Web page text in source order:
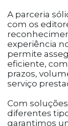
A parceria
com os
experiência
permite
eficiente,
prazos,
serviço
Com
diferentes
garantimos